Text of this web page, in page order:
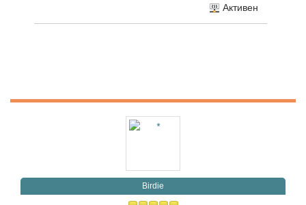
Активен
Birdie